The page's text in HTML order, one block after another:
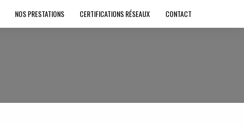
NOS PRESTATIONS CERTIFICATIONS RÉSEAUX CONTACT